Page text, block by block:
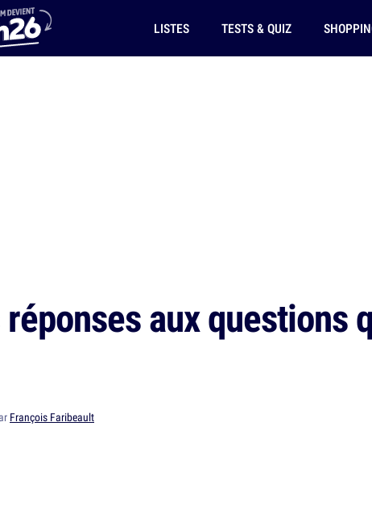
LISTES TESTS & QUIZ
aux questions
François Faribeault